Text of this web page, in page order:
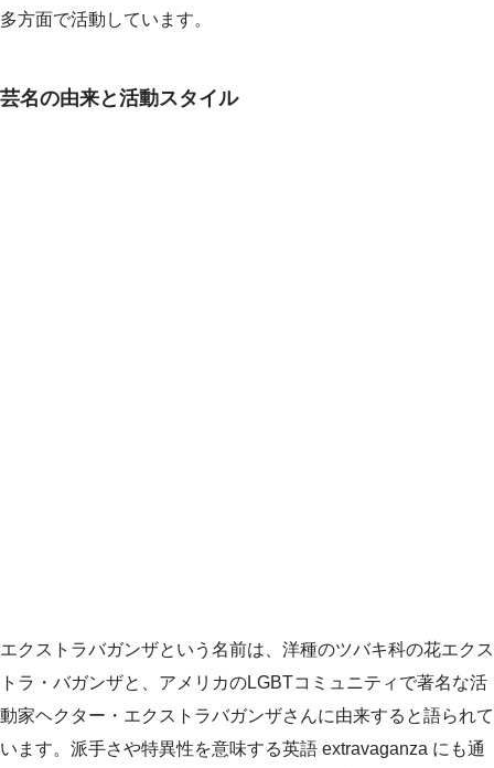
多方面で活動しています。
芸名の由来と活動スタイル
エクストラバガンザという名前は、洋種のツバキ科の花エクス
トラ・バガンザと、アメリカのLGBTコミュニティで著名な活
動家ヘクター・エクストラバガンザさんに由来すると語られて
います。派手さや特異性を意味する英語 extravaganza にも通